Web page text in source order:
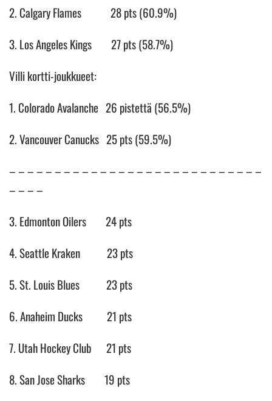
2. Calgary Flames 28 pts (60.9%)
3. Los Angeles Kings 27 pts (58.7%)
Villi kortti-joukkueet:
1. Colorado Avalanche 26 pistettä (56.5%)
2. Vancouver Canucks 25 pts (59.5%)
– – – – – – – – – – – – – – – – – – – – – – – – – – – –
– – – –
3. Edmonton Oilers 24 pts
4. Seattle Kraken 23 pts
5. St. Louis Blues 23 pts
6. Anaheim Ducks 21 pts
7. Utah Hockey Club 21 pts
8. San Jose Sharks 19 pts